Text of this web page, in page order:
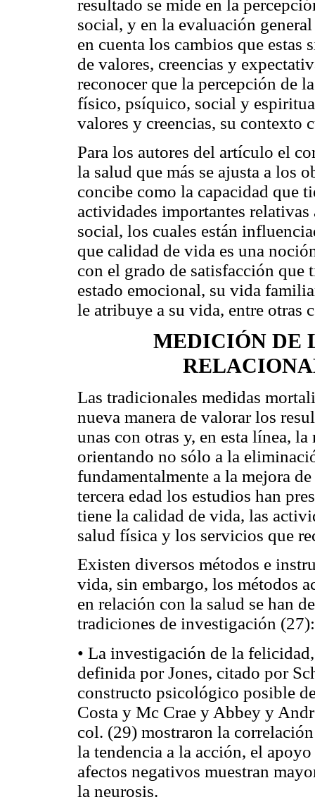
resultado se mide en la
social, y en la evaluación
en cuenta los cambios que estas
de valores, creencias y
reconocer que la percepción de
físico, psíquico, social y
valores y creencias, su contexto
Para los autores del artículo el
la salud que más se ajusta a los
concibe como la capacidad que
actividades importantes
social, los cuales están
que calidad de vida es una
con el grado de satisfacción que
estado emocional, su vida
le atribuye a su vida, entre otras
MEDICIÓN DE
Las tradicionales medidas
nueva manera de valorar los
unas con otras y, en esta línea,
orientando no sólo a la
fundamentalmente a la mejora
tercera edad los estudios han
tiene la calidad de vida, las
salud física y los servicios que
Existen diversos métodos e
vida, sin embargo, los métodos
en relación con la salud se han
tradiciones de investigación (27):
• La investigación de la
definida por Jones, citado por
constructo psicológico posible
Costa y Mc Crae y Abbey y
col. (29) mostraron la
la tendencia a la acción, el
afectos negativos muestran
la neurosis.